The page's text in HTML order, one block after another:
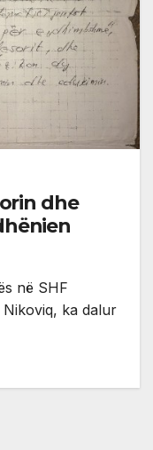
dhe
në SHF
Nikoviq, ka dalur